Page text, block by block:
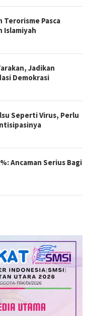
Terorisme Pasca
Islamiyah
Jadikan
Demokrasi
Seperti Virus, Perlu
Ancaman Serius Bagi